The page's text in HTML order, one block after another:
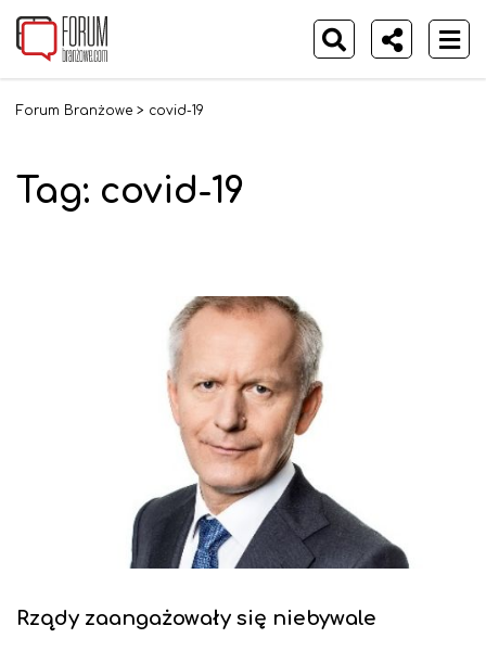
Forum Branżowe > covid-19
Tag: covid-19
Rządy zaangażowały się niebywale